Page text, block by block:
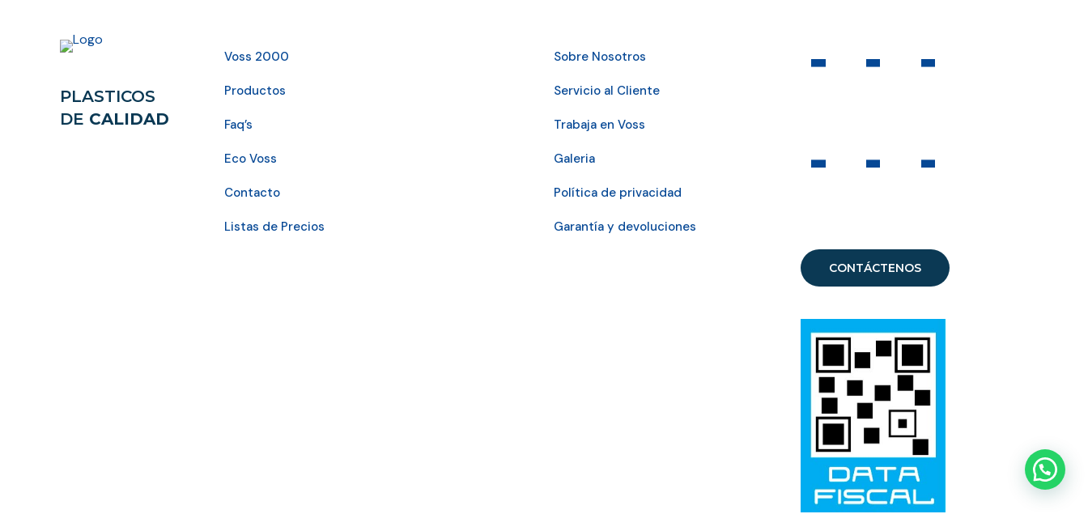
PLASTICOS
DE CALIDAD
Voss 2000
Productos
Faq’s
Eco Voss
Contacto
Listas de Precios
Sobre Nosotros
Servicio al Cliente
Trabaja en Voss
Galeria
Política de privacidad
Garantía y devoluciones
CONTÁCTENOS